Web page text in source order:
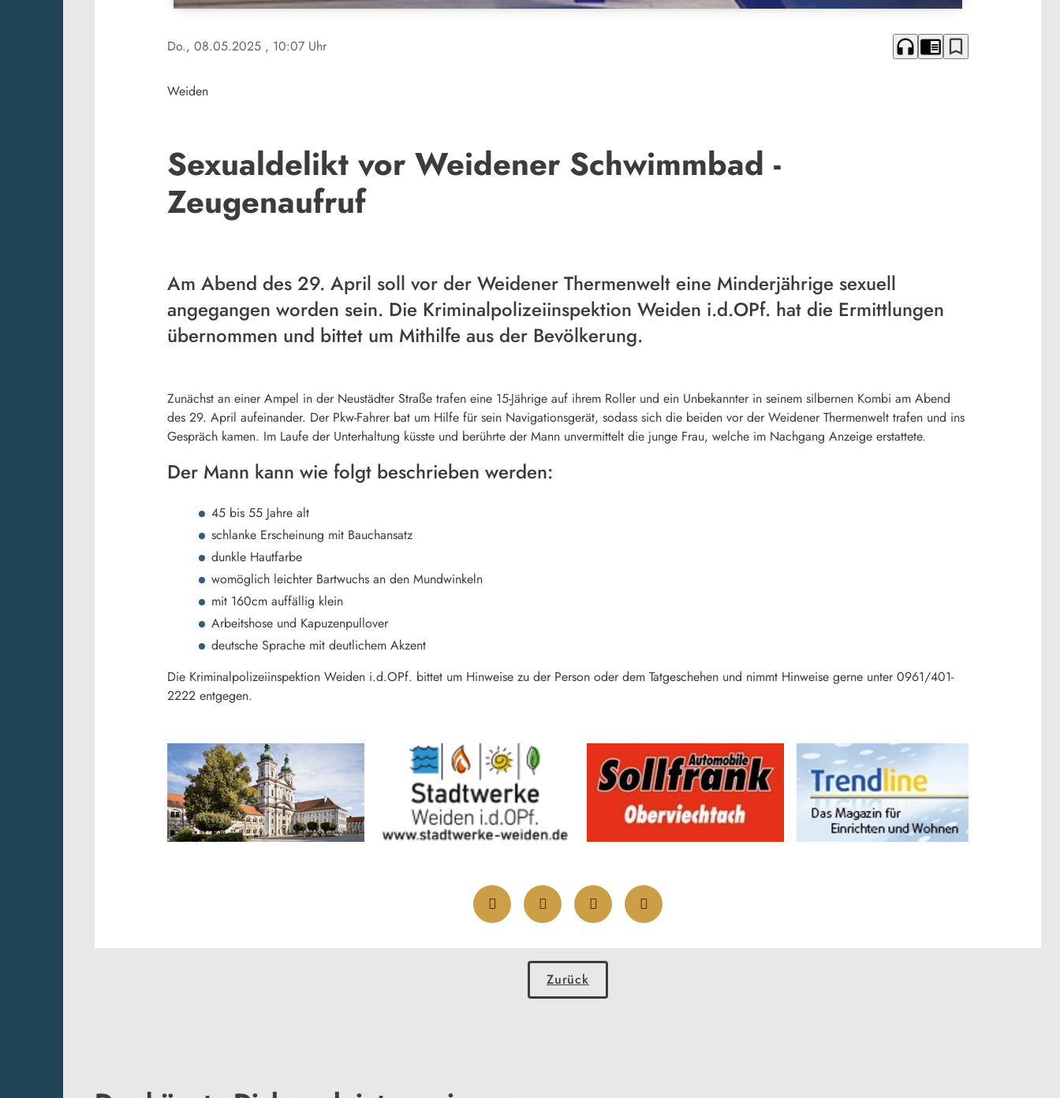
Do., 08.05.2025 , 10:07 Uhr headphones chrome_reader_mode bookmark_border
Weiden
Sexualdelikt vor Weidener Schwimmbad -
Zeugenaufruf
Am Abend des 29. April soll vor der Weidener Thermenwelt eine Minderjährige sexuell
angegangen worden sein. Die Kriminalpolizeiinspektion Weiden i.d.OPf. hat die Ermittlungen
übernommen und bittet um Mithilfe aus der Bevölkerung.
Zunächst an einer Ampel in der Neustädter Straße trafen eine 15-Jährige auf ihrem Roller und ein Unbekannter in seinem silbernen Kombi am Abend
des 29. April aufeinander. Der Pkw-Fahrer bat um Hilfe für sein Navigationsgerät, sodass sich die beiden vor der Weidener Thermenwelt trafen und ins
Gespräch kamen. Im Laufe der Unterhaltung küsste und berührte der Mann unvermittelt die junge Frau, welche im Nachgang Anzeige erstattete.
Der Mann kann wie folgt beschrieben werden:
45 bis 55 Jahre alt
schlanke Erscheinung mit Bauchansatz
dunkle Hautfarbe
womöglich leichter Bartwuchs an den Mundwinkeln
mit 160cm auffällig klein
Arbeitshose und Kapuzenpullover
deutsche Sprache mit deutlichem Akzent
Die Kriminalpolizeiinspektion Weiden i.d.OPf. bittet um Hinweise zu der Person oder dem Tatgeschehen und nimmt Hinweise gerne unter 0961/401-
2222 entgegen.
Zurück